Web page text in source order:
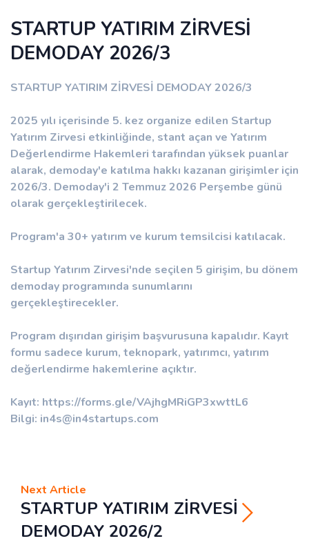
STARTUP YATIRIM ZİRVESİ
DEMODAY 2026/3
STARTUP YATIRIM ZİRVESİ DEMODAY 2026/3
2025 yılı içerisinde 5. kez organize edilen Startup
Yatırım Zirvesi etkinliğinde, stant açan ve Yatırım
Değerlendirme Hakemleri tarafından yüksek puanlar
alarak, demoday'e katılma hakkı kazanan girişimler için
2026/3. Demoday'i 2 Temmuz 2026 Perşembe günü
olarak gerçekleştirilecek.
Program'a 30+ yatırım ve kurum temsilcisi katılacak.
Startup Yatırım Zirvesi'nde seçilen 5 girişim, bu dönem
demoday programında sunumlarını
gerçekleştirecekler.
Program dışırıdan girişim başvurusuna kapalıdır. Kayıt
formu sadece kurum, teknopark, yatırımcı, yatırım
değerlendirme hakemlerine açıktır.
Kayıt: https://forms.gle/VAjhgMRiGP3xwttL6
Bilgi: in4s@in4startups.com
Next Article
STARTUP YATIRIM ZİRVESİ
DEMODAY 2026/2